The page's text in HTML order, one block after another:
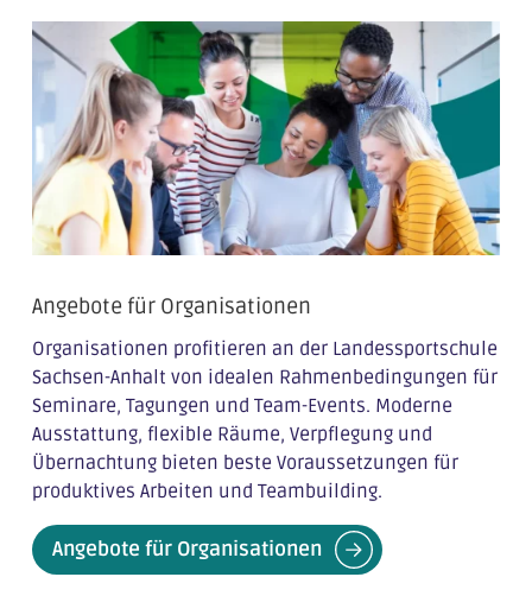
Angebote für Organisationen
Organisationen profitieren an der Landessportschule
Sachsen-Anhalt von idealen Rahmenbedingungen für
Seminare, Tagungen und Team-Events. Moderne
Ausstattung, flexible Räume, Verpflegung und
Übernachtung bieten beste Voraussetzungen für
produktives Arbeiten und Teambuilding.
Angebote für Organisationen